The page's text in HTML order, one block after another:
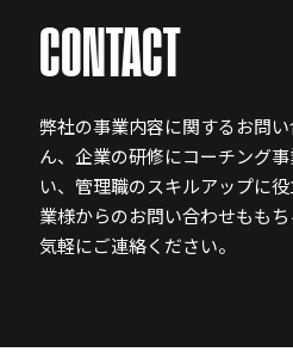
CONTACT
弊社の事業内容に関するお問
ん、企業の研修にコーチング
い、 管理職のスキルアップに
業様からのお問い合わせももち
気軽にご連絡ください。